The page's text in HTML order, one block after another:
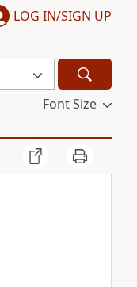
LOG IN/SIGN UP
Font Size